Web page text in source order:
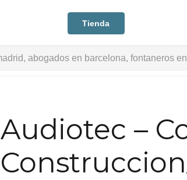
Tienda
Audiotec –